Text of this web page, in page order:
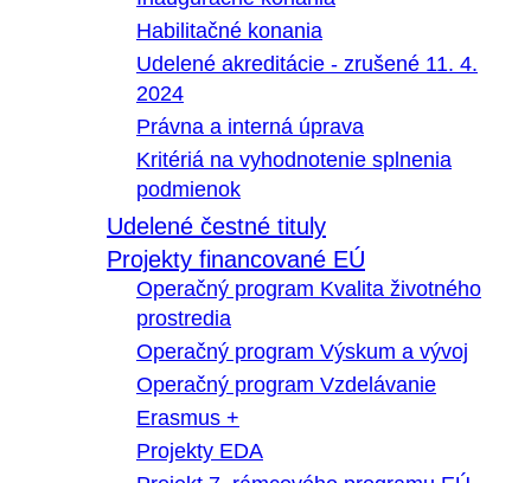
Habilitačné konania
Udelené akreditácie - zrušené 11. 4.
2024
Právna a interná úprava
Kritériá na vyhodnotenie splnenia
podmienok
Udelené čestné tituly
Projekty financované EÚ
Operačný program Kvalita životného
prostredia
Operačný program Výskum a vývoj
Operačný program Vzdelávanie
Erasmus +
Projekty EDA